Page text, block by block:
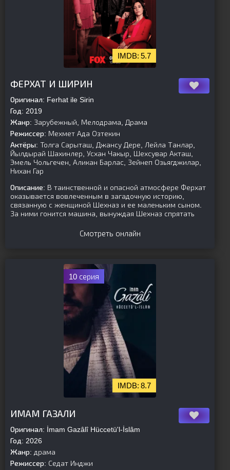
5.7
ФЕРХАТ И ШИРИН
Оригинал: Ferhat ile Sirin
Год: 2019
Жанр: Зарубежный, Мелодрама, Драма
Режиссер: Мехмет Ада Озтекин
Актёры: Толга Сарыташ, Джансу Дере, Лейла Танлар,
Йылдырай Шахинлер, Усхан Чакыр, Шехсувар Акташ,
Эмель Чольгечен, Аликан Барлас, Зейнеп Озьягджилар,
Нихан Гар
Описание: В таинственной и опасной атмосфере Ферхат
оказывается вовлеченным в загадочную историю,
связанную с женщиной Шехназ и ее маленьким сыном.
За ними гонится машина, вынуждая Шехназ спрятать
Смотреть онлайн
10 серия
8.7
ИМАМ ГАЗАЛИ
Оригинал: İmam Gazâlî Hüccetü'l-İslâm
Год: 2026
Жанр: драма
Режиссер: Седат Инджи